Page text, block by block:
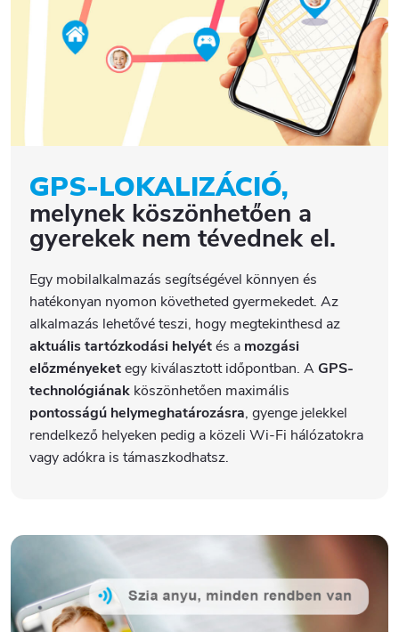
GPS-LOKALIZÁCIÓ,
melynek köszönhetően a
gyerekek nem tévednek el.
Egy mobilalkalmazás segítségével könnyen és
hatékonyan nyomon követheted gyermekedet. Az
alkalmazás lehetővé teszi, hogy megtekinthesd az
aktuális tartózkodási helyétés a mozgási
előzményeketegy kiválasztott időpontban. AGPS-
technológiának köszönhetően maximális
pontosságú helymeghatározásra, gyenge jelekkel
rendelkező helyeken pedig a közeli Wi-Fi hálózatokra
vagy adókra is támaszkodhatsz.